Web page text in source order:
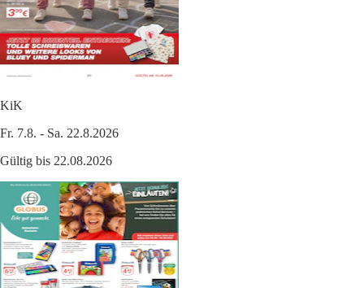
KiK
Fr. 7.8. - Sa. 22.8.2026
Gültig bis 22.08.2026